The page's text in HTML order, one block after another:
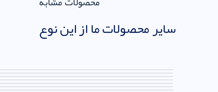
سایر محصولات ما از این نوع